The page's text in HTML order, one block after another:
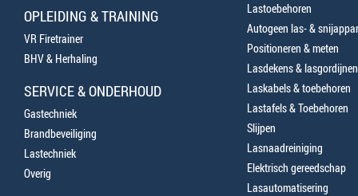
OPLEIDING & TRAINING
VR Firetrainer
BHV & Herhaling
SERVICE & ONDERHOUD
Gastechniek
Brandbeveiliging
Lastechniek
Overig
Lastoebehoren
Autogeen las- &
Positioneren & meten
Lasdekens & lasgordijnen
Laskabels & toebehoren
Lastafels & Toebehoren
Slijpen
Lasnaadreiniging
Elektrisch gereedschap
Lasautomatisering